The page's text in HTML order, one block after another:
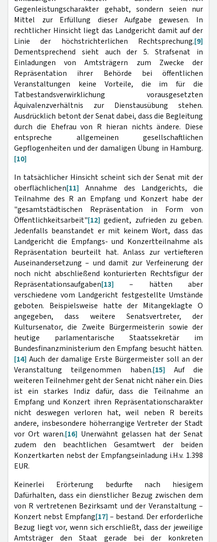
Gegenleistungscharakter gehabt, sondern seien nur
Mittel zur Erfüllung dieser Aufgabe gewesen. In
rechtlicher Hinsicht liegt das Landgericht damit auf der
Linie der höchstrichterlichen Rechtsprechung.[9]
Dementsprechend sieht auch der 5. Strafsenat in
Einladungen von Amtsträgern zum Zwecke der
Repräsentation ihrer Behörde bei öffentlichen
Veranstaltungen keine Vorteile, die im für die
Tatbestandsverwirklichung vorausgesetzten
Äquivalenzverhältnis zur Dienstausübung stehen.
Ausdrücklich betont der Senat dabei, dass die Begleitung
durch die Ehefrau von R hieran nichts ändere. Diese
entspreche allgemeinen gesellschaftlichen
Gepflogenheiten und der damaligen Übung in Hamburg.
[10]
In tatsächlicher Hinsicht scheint sich der Senat mit der
oberflächlichen[11] Annahme des Landgerichts, die
Teilnahme des R an Empfang und Konzert habe der
"gesamtstädtischen Repräsentation in Form von
Öffentlichkeitsarbeit"[12] gedient, zufrieden zu geben.
Jedenfalls beanstandet er mit keinem Wort, dass das
Landgericht die Empfangs- und Konzertteilnahme als
Repräsentation beurteilt hat. Anlass zur vertiefteren
Auseinandersetzung – und damit zur Verfeinerung der
noch nicht abschließend konturierten Rechtsfigur der
Repräsentationsaufgaben[13] – hätten aber
verschiedene vom Landgericht festgestellte Umstände
geboten. Beispielsweise hatte der Mitangeklagte O
angegeben, dass weitere Senatsvertreter, der
Kultursenator, die Zweite Bürgermeisterin sowie der
heutige parlamentarische Staatssekretär im
Bundesfinanzministerium den Empfang besucht hätten.
[14] Auch der damalige Erste Bürgermeister soll an der
Veranstaltung teilgenommen haben.[15] Auf die
weiteren Teilnehmer geht der Senat nicht näher ein. Dies
ist ein starkes Indiz dafür, dass die Teilnahme an
Empfang und Konzert ihren Repräsentationscharakter
nicht deswegen verloren hat, weil neben R bereits
andere, insbesondere höherrangige Vertreter der Stadt
vor Ort waren.[16] Unerwähnt gelassen hat der Senat
zudem den beachtlichen Gesamtwert der beiden
Konzertkarten nebst der Empfangseinladung i.H.v. 1.398
EUR.
Keinerlei Erörterung bedurfte nach hiesigem
Dafürhalten, dass ein dienstlicher Bezug zwischen dem
von R vertretenen Bezirksamt und der Veranstaltung –
Konzert nebst Empfang[17] – bestand. Der erforderliche
Bezug liegt vor, wenn sich erschließt, dass der jeweilige
Amtsträger den Staat gerade bei der konkreten